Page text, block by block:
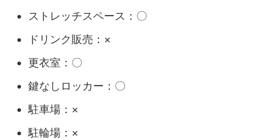
ストレッチスペース：〇
ドリンク販売：×
更衣室：〇
鍵なしロッカー：〇
駐車場：×
駐輪場：×